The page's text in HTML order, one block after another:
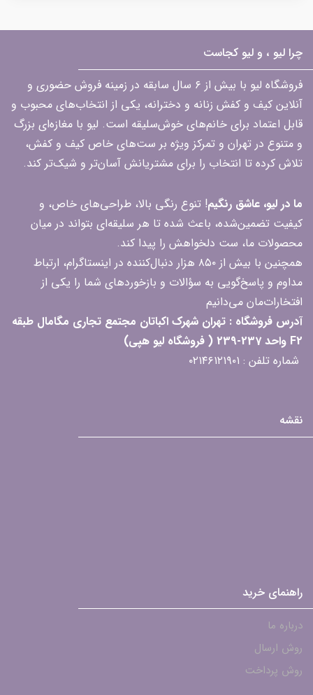
چرا لیو ، و لیو کجاست
فروشگاه لیو با بیش از ۶ سال سابقه در زمینه فروش حضوری و
آنلاین کیف و کفش زنانه و دخترانه، یکی از انتخاب‌های محبوب و
قابل اعتماد برای خانم‌های خوش‌سلیقه است. لیو با مغازه‌ای بزرگ
و متنوع در تهران و تمرکز ویژه بر ست‌های خاص کیف و کفش،
تلاش کرده تا انتخاب را برای مشتریانش آسان‌تر و شیک‌تر کند.
ما در لیو، عاشق رنگیم! تنوع رنگی بالا، طراحی‌های خاص، و
کیفیت تضمین‌شده، باعث شده تا هر سلیقه‌ای بتواند در میان
محصولات ما، ست دلخواهش را پیدا کند.
همچنین با بیش از ۸۵۰ هزار دنبال‌کننده در اینستاگرام، ارتباط
مداوم و پاسخ‌گویی به سؤالات و بازخوردهای شما را یکی از
افتخارات‌مان می‌دانیم
آدرس فروشگاه : تهران شهرک اکباتان مجتمع تجاری مگامال طبقه
F2 واحد 237-239 ( فروشگاه لیو هپی)
شماره تلفن : ۰۲۱۴۶۱۲۱۹۰۱
نقشه
راهنمای خرید
درباره ما
روش ارسال
روش پرداخت